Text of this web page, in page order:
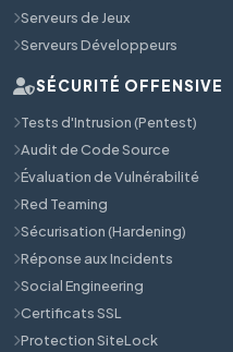
Serveurs de Jeux
Serveurs Développeurs
SÉCURITÉ OFFENSIVE
Tests d'Intrusion (Pentest)
Audit de Code Source
Évaluation de Vulnérabilité
Red Teaming
Sécurisation (Hardening)
Réponse aux Incidents
Social Engineering
Certificats SSL
Protection SiteLock